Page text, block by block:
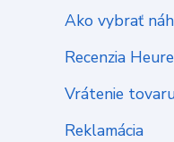
Ako vybrať
Recenzia
Vrátenie
Reklamácia